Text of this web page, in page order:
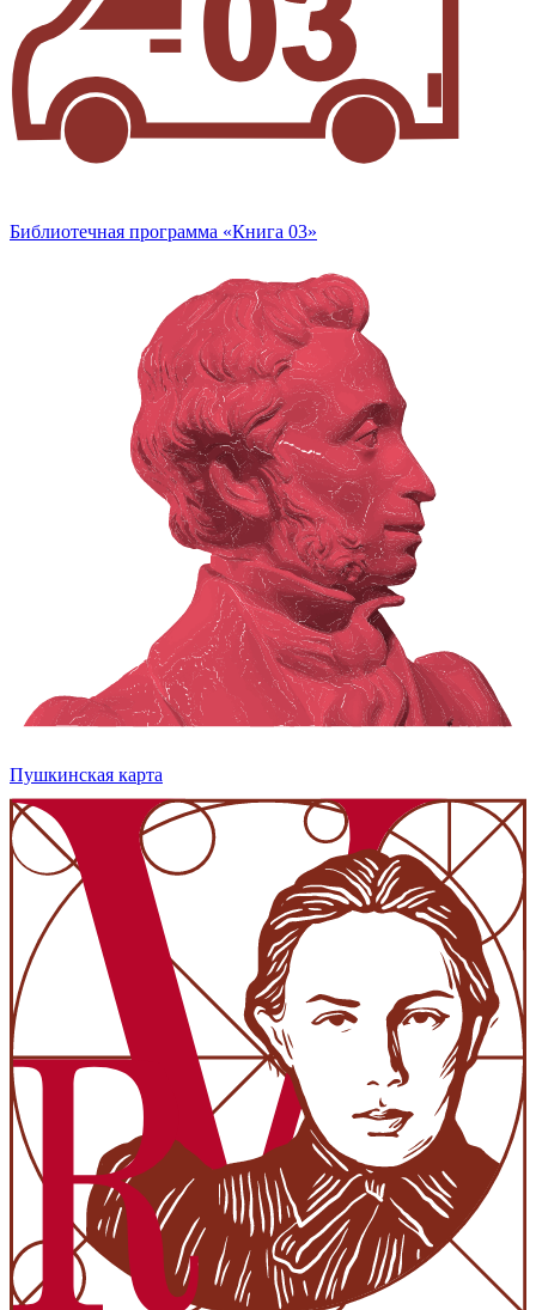
Библиотечная программа «Книга 03»
Пушкинская карта